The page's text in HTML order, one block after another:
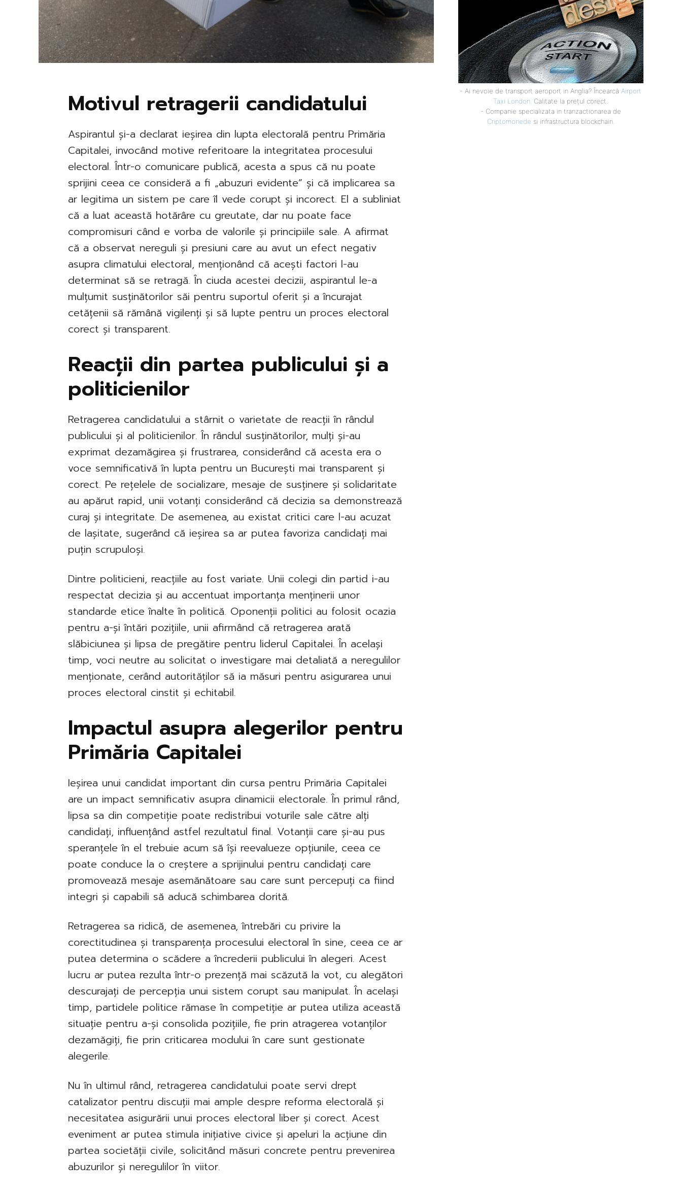
Motivul retragerii candidatului
Aspirantul și-a declarat ieșirea din lupta electorală pentru Primăria
Capitalei, invocând motive referitoare la integritatea procesului
electoral. Într-o comunicare publică, acesta a spus că nu poate
sprijini ceea ce consideră a fi „abuzuri evidente” și că implicarea sa
ar legitima un sistem pe care îl vede corupt și incorect. El a subliniat
că a luat această hotărâre cu greutate, dar nu poate face
compromisuri când e vorba de valorile și principiile sale. A afirmat
că a observat nereguli și presiuni care au avut un efect negativ
asupra climatului electoral, menționând că acești factori l-au
determinat să se retragă. În ciuda acestei decizii, aspirantul le-a
mulțumit susținătorilor săi pentru suportul oferit și a încurajat
cetățenii să rămână vigilenți și să lupte pentru un proces electoral
corect și transparent.
Reacții din partea publicului și a
politicienilor
Retragerea candidatului a stârnit o varietate de reacții în rândul
publicului și al politicienilor. În rândul susținătorilor, mulți și-au
exprimat dezamăgirea și frustrarea, considerând că acesta era o
voce semnificativă în lupta pentru un București mai transparent și
corect. Pe rețelele de socializare, mesaje de susținere și solidaritate
au apărut rapid, unii votanți considerând că decizia sa demonstrează
curaj și integritate. De asemenea, au existat critici care l-au acuzat
de lașitate, sugerând că ieșirea sa ar putea favoriza candidați mai
puțin scrupuloși.
Dintre politicieni, reacțiile au fost variate. Unii colegi din partid i-au
respectat decizia și au accentuat importanța menținerii unor
standarde etice înalte în politică. Oponenții politici au folosit ocazia
pentru a-și întări pozițiile, unii afirmând că retragerea arată
slăbiciunea și lipsa de pregătire pentru liderul Capitalei. În același
timp, voci neutre au solicitat o investigare mai detaliată a neregulilor
menționate, cerând autorităților să ia măsuri pentru asigurarea unui
proces electoral cinstit și echitabil.
Impactul asupra alegerilor pentru
Primăria Capitalei
Ieșirea unui candidat important din cursa pentru Primăria Capitalei
are un impact semnificativ asupra dinamicii electorale. În primul rând,
lipsa sa din competiție poate redistribui voturile sale către alți
candidați, influențând astfel rezultatul final. Votanții care și-au pus
speranțele în el trebuie acum să își reevalueze opțiunile, ceea ce
poate conduce la o creștere a sprijinului pentru candidați care
promovează mesaje asemănătoare sau care sunt percepuți ca fiind
integri și capabili să aducă schimbarea dorită.
Retragerea sa ridică, de asemenea, întrebări cu privire la
corectitudinea și transparența procesului electoral în sine, ceea ce ar
putea determina o scădere a încrederii publicului în alegeri. Acest
lucru ar putea rezulta într-o prezență mai scăzută la vot, cu alegători
descurajați de percepția unui sistem corupt sau manipulat. În același
timp, partidele politice rămase în competiție ar putea utiliza această
situație pentru a-și consolida pozițiile, fie prin atragerea votanților
dezamăgiți, fie prin criticarea modului în care sunt gestionate
alegerile.
Nu în ultimul rând, retragerea candidatului poate servi drept
catalizator pentru discuții mai ample despre reforma electorală și
necesitatea asigurării unui proces electoral liber și corect. Acest
eveniment ar putea stimula inițiative civice și apeluri la acțiune din
partea societății civile, solicitând măsuri concrete pentru prevenirea
abuzurilor și neregulilor în viitor.
- Ai nevoie de transport aeroport in Anglia? Încearcă Airport
Taxi London . Calitate la prețul corect.
- Companie specializata in tranzactionarea de
Criptomonede si infrastructura blockchain.